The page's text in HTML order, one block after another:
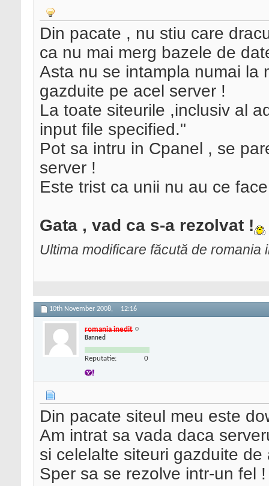
Din pacate , nu stiu care
ca nu mai merg bazele de
Asta nu se intampla numai la
gazduite pe acel server !
La toate siteurile ,inclusiv al
input file specified."
Pot sa intru in Cpanel , se
server !
Este trist ca unii nu au ce
Gata , vad ca s-a rezolvat !
Ultima modificare făcută de
10th November 2008, 12:16
romania inedit
Banned
Reputatie: 0
Din pacate siteul meu este
Am intrat sa vada daca
si celelalte siteuri gazduite
Sper sa se rezolve intr-un fel !